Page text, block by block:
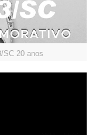
SC 20 anos